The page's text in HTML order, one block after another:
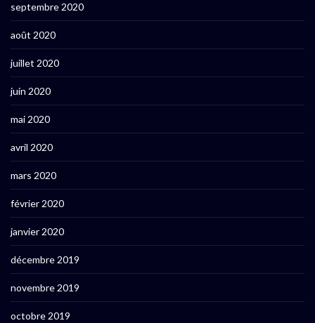
septembre 2020
août 2020
juillet 2020
juin 2020
mai 2020
avril 2020
mars 2020
février 2020
janvier 2020
décembre 2019
novembre 2019
octobre 2019